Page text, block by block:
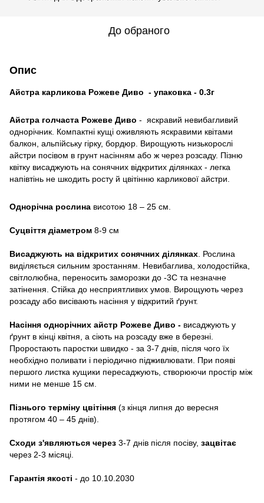
До обраного
Опис
Айстра карликова Рожеве Диво - упаковка - 0.3г
Айстра голчаста Рожеве Диво - яскравий невибагливий
однорічник. Компактні кущі оживляють яскравими квітами
балкон, альпійську гірку, бордюр. Вирощують низькорослі
айстри посівом в грунт насінням або ж через розсаду. Пізню
квітку висаджують на сонячних відкритих ділянках - легка
напівтінь не шкодить росту й цвітінню карликової айстри.
Однорічна рослина висотою 18 – 25 см.
Суцвіття діаметром 8-9 см
Висаджують на відкритих сонячних ділянках. Рослина
виділяється сильним зростанням. Невибаглива, холодостійка,
світлолюбна, переносить заморозки до -3С та незначне
затінення. Стійка до несприятливих умов. Вирощують через
розсаду або висівають насіння у відкритий ґрунт.
Насіння однорічних айстр Рожеве Диво - висаджують у
ґрунт в кінці квітня, а сіють на розсаду вже в березні.
Проростають паростки швидко - за 3-7 днів, після чого їх
необхідно поливати і періодично підживлювати. При появі
першого листка кущики пересаджують, створюючи простір між
ними не менше 15 см.
Пізнього терміну цвітіння (з кінця липня до вересня
протягом 40 – 45 днів).
Сходи з'являються через 3-7 днів після посіву, зацвітає
через 2-3 місяці.
Гарантія якості - до 10.10.2030